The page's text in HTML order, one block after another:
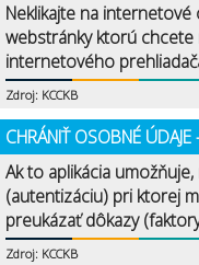
Neklikajte na internetové
webstránky ktorú
internetového
Zdroj: KCCKB
CHRÁNIŤ OSOBNÉ
Ak to aplikácia
(autentizáciu) pri ktorej
preukázať dôkazy
Zdroj: KCCKB